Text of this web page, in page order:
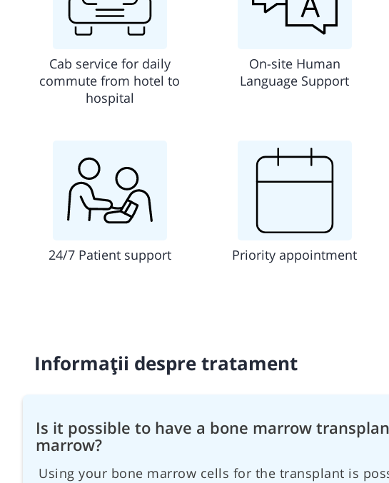
Cab service for daily
commute from hotel to
hospital
On-site Human
Language Support
24/7 Patient support Priority appointment
Informații despre tratament
Is it possible to have a bone marrow
marrow?
Using your bone marrow cells for the transplant is